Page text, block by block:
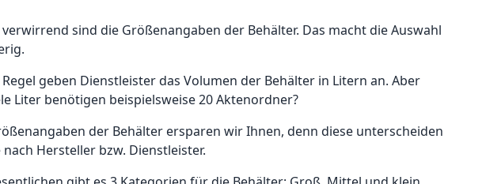
verwirrend sind die Größenangaben der Behälter. Das macht die Auswahl
geben Dienstleister das Volumen der Behälter in Litern an. Aber
Liter benötigen beispielsweise 20 Aktenordner?
der Behälter ersparen wir Ihnen, denn diese unterscheiden
nach Hersteller bzw. Dienstleister.